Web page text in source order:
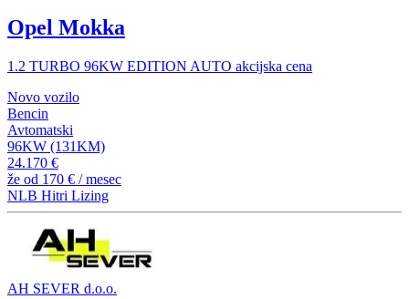
Opel Mokka
1.2 TURBO 96KW EDITION AUTO akcijska cena
Novo vozilo
Bencin
Avtomatski
96KW (131KM)
24.170 €
že od 170 € / mesec
NLB Hitri Lizing
AH SEVER d.o.o.